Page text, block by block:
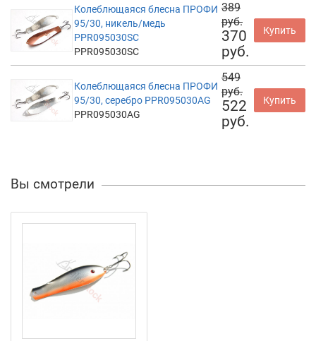
Колеблющаяся блесна ПРОФИ
95/30, никель/медь
PPR095030SC
PPR095030SC
389
руб.
370
руб.
Купить
Колеблющаяся блесна ПРОФИ
95/30, серебро PPR095030AG
PPR095030AG
549
руб.
522
руб.
Купить
Вы смотрели